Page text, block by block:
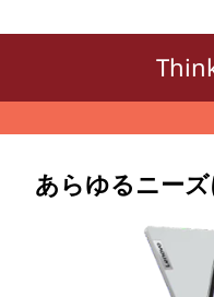
あらゆるニー